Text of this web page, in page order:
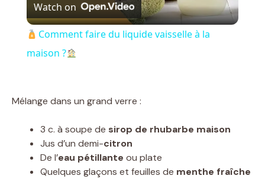
l
V
i
Watch on
Comment faire du liquide vaisselle à la
maison ?
Mélange dans un grand verre :
3 c. à soupe de sirop de rhubarbe maison
Jus d’un demi-citron
De l’eau pétillante ou plate
Quelques glaçons et feuilles de menthe fraîche